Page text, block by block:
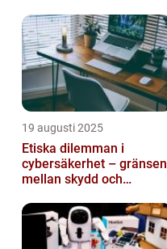
19 augusti 2025
Etiska dilemman i
cybersäkerhet – gränsen
mellan skydd och